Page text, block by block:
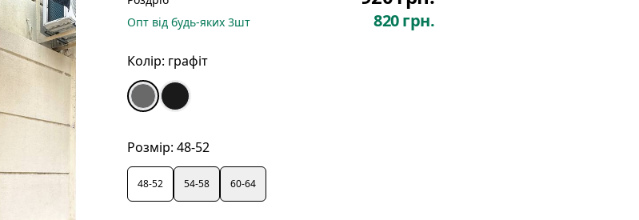
Опт від будь-яких 3шт 820 грн.
Колір: графіт
Розмір: 48-52
48-52 54-58 60-64